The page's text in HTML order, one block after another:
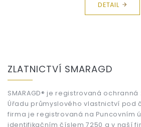
DETAIL
ZLATNICTVÍ SMARAGD
SMARAGD® je registrovaná
Úřadu průmyslového vlastnictví pod
firma je registrovaná na Puncovním
identifikačním číslem 7250 a v naší